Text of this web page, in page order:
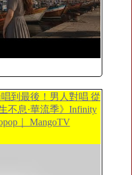
到最後！男人對唱 從
不息·華流季》Infinity
｜ MangoTV